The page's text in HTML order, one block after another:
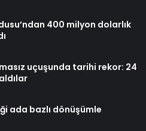
400 milyon dolarlık
uçuşunda tarihi rekor: 24
ada bazlı dönüşümle